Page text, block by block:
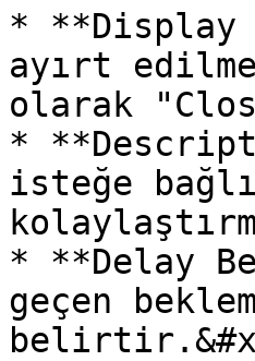
* **Display
ayırt
olarak
*
isteğe
* **Delay
geçen